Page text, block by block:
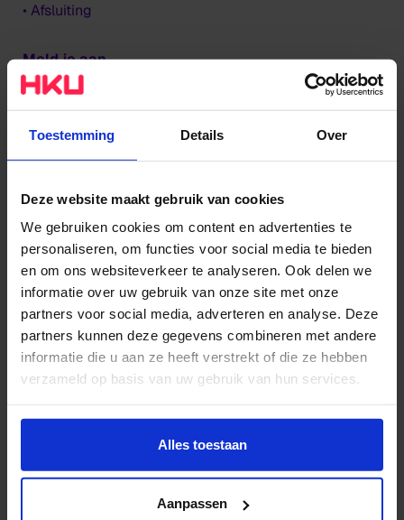
Toestemming Details Over
Deze website maakt gebruik van cookies
We gebruiken cookies om content en advertenties te
personaliseren, om functies voor social media te bieden
en om ons websiteverkeer te analyseren. Ook delen we
informatie over uw gebruik van onze site met onze
partners voor social media, adverteren en analyse. Deze
partners kunnen deze gegevens combineren met andere
informatie die u aan ze heeft verstrekt of die ze hebben
verzameld op basis van uw gebruik van hun services.
Wil je meer weten of de voorkeur aanpassen, bekijk dan
https://www.hku.nl/privacy-statement-en-
Alles toestaan
Aanpassen
• Afsluiting
Meld je aan
Enthousiast geworden om aan te haken? Meld je dan
vooraf aan via onderstaande knop. Na aanmelding
ontvang je een bevestigingsmail. Twee dagen vooraf
aansluiten. Heb je tot die tijd vragen? Stuur een mail
naar:suzan.lutke@hku.nl
AANMELDEN
Wij vinden het belangrijk om het hele jaar door
voorlichtingen en meeloopdagen te organiseren,
zodat je in iedere fase van jouw masteroriëntatie de
kennen. Kun je deze dag niet? Sluit dan aan op een
van de andere momenten:
Bekijk andere bijeenkomsten